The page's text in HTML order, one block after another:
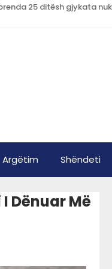
Argëtim Shëndeti
Dënuar Më